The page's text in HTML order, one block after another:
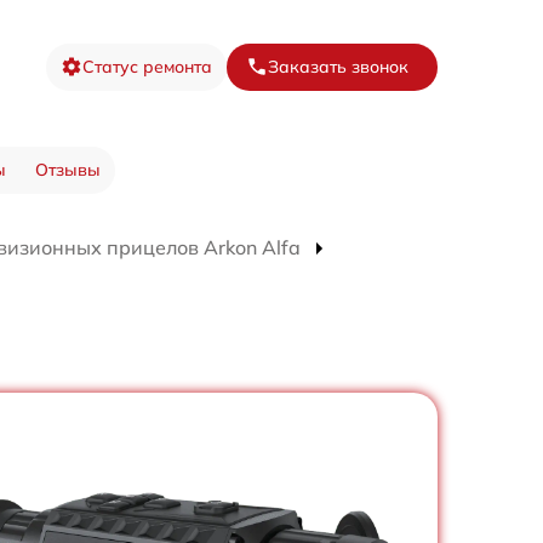
Статус ремонта Заказать звонок
Отзывы
прицелов Arkon Alfa